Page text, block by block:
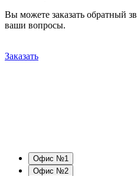
Вы можете заказать обратный
ваши вопросы.
Заказать
Офис №1
Офис №2